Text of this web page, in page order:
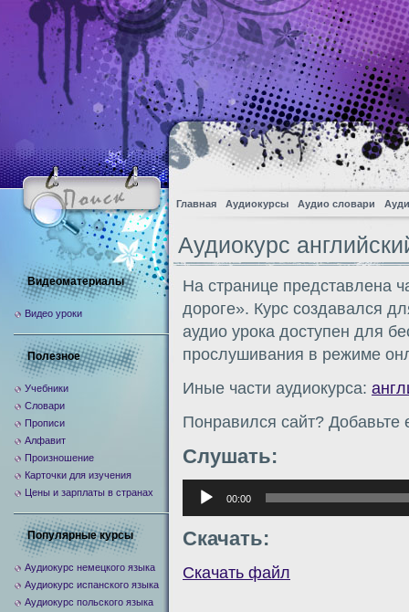
Главная Аудиокурсы Аудио словари
Аудиокурс
На странице представлена
дороге». Курс создавался
аудио урока доступен для
прослушивания в режиме
Иные части аудиокурса:
Понравился сайт? Добавьте
Слушать:
Аудиоплеер
00:00
Скачать:
Скачать файл
Видеоматериалы
Видео уроки
Полезное
Учебники
Словари
Прописи
Алфавит
Произношение
Карточки для изучения
Цены и зарплаты в странах
Популярные курсы
Аудиокурс немецкого языка
Аудиокурс испанского языка
Аудиокурс польского языка